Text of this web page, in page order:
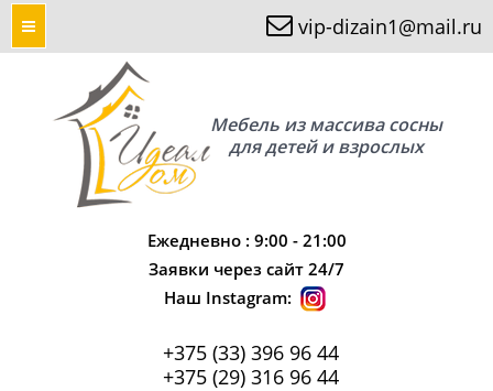
vip-dizain1@mail.ru
Мебель из массива сосны
для детей и взрослых
Ежедневно : 9:00 - 21:00
Заявки через сайт 24/7
Наш Instagram:
+375 (33) 396 96 44
+375 (29) 316 96 44